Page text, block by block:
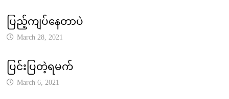
ပြည့်ကျပ်နေတာပဲ
March 28, 2021
ပြင်းပြတဲ့ရမက်
March 6, 2021